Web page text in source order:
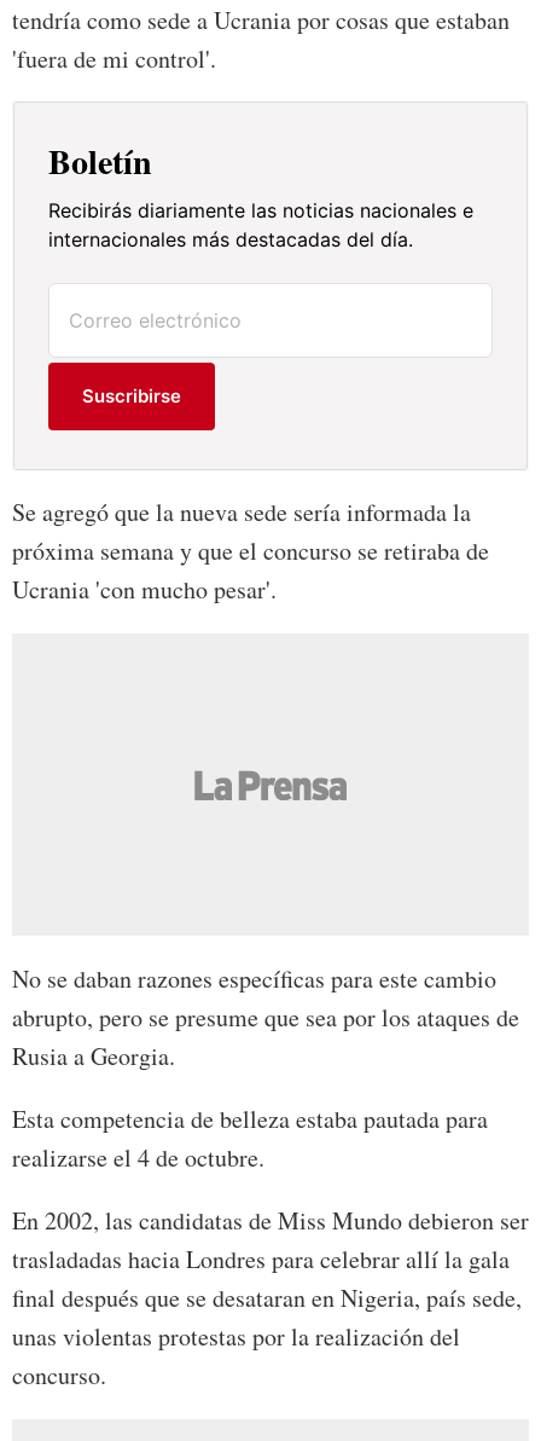
tendría como sede a Ucrania por cosas que estaban
'fuera de mi control'.
Boletín
Recibirás diariamente las noticias nacionales e
internacionales más destacadas del día.
Suscribirse
Se agregó que la nueva sede sería informada la
próxima semana y que el concurso se retiraba de
Ucrania 'con mucho pesar'.
No se daban razones específicas para este cambio
abrupto, pero se presume que sea por los ataques de
Rusia a Georgia.
Esta competencia de belleza estaba pautada para
realizarse el 4 de octubre.
En 2002, las candidatas de Miss Mundo debieron ser
trasladadas hacia Londres para celebrar allí la gala
final después que se desataran en Nigeria, país sede,
unas violentas protestas por la realización del
concurso.